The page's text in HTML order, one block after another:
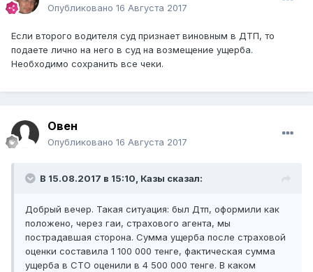
Опубликовано 16 Августа 2017
Если второго водителя суд признает виновным в ДТП, то
подаете лично на него в суд на возмещение ущерба.
Необходимо сохранить все чеки.
Овен
Опубликовано 16 Августа 2017
В 15.08.2017 в 15:10, Казы сказал:
Добрый вечер. Такая ситуация: был Дтп, оформили как
положено, через гаи, страхового агента, мы
пострадавшая сторона. Сумма ущерба после страховой
оценки составила 1 100 000 тенге, фактическая сумма
ущерба в СТО оценили в 4 500 000 тенге. В каком